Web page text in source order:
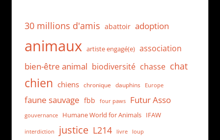
30 millions d'amis abattoir adoption
animaux artiste engagé(e) association
bien-être animal biodiversité chasse chat
chien chiens chronique dauphins Europe
faune sauvage fbb four paws Futur Asso
gouvernance Humane World for Animals IFAW
interdiction justice L214 livre loup